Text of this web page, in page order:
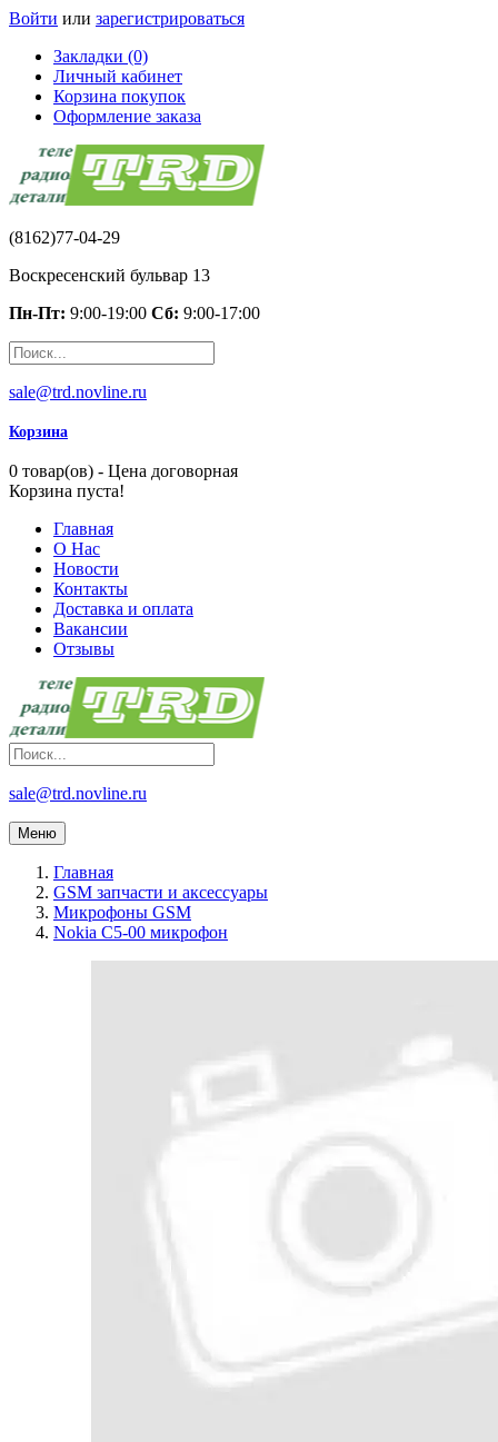
Войти или зарегистрироваться
Закладки (0)
Личный кабинет
Корзина покупок
Оформление заказа
(8162)77-04-29
Воскресенский бульвар 13
Пн-Пт: 9:00-19:00 Сб: 9:00-17:00
sale@trd.novline.ru
Корзина
0 товар(ов) - Цена договорная
Корзина пуста!
Главная
О Нас
Новости
Контакты
Доставка и оплата
Вакансии
Отзывы
sale@trd.novline.ru
Меню
Главная
GSM запчасти и аксессуары
Микрофоны GSM
Nokia C5-00 микрофон